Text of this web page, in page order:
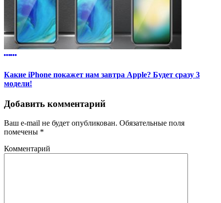
Какие iPhone покажет нам завтра Apple? Будет сразу 3
модели!
Добавить комментарий
Ваш e-mail не будет опубликован. Обязательные поля
помечены *
Комментарий